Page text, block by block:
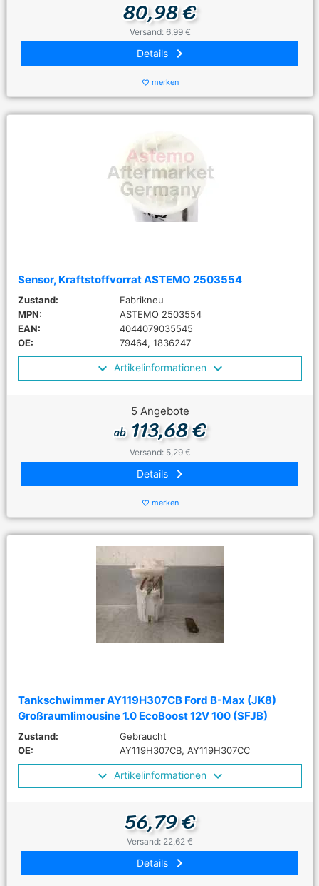
80,98 €
Versand: 6,99 €
Details keyboard_arrow_right
favorite_border merken
Sensor, Kraftstoffvorrat ASTEMO 2503554
Zustand:
Fabrikneu
MPN:
ASTEMO 2503554
EAN:
4044079035545
OE:
79464, 1836247
Artikelinformationen
5 Angebote
ab113,68 €
Versand: 5,29 €
Details keyboard_arrow_right
favorite_border merken
Tankschwimmer AY119H307CB Ford B-Max (JK8)
Großraumlimousine 1.0 EcoBoost 12V 100 (SFJB)
Zustand:
Gebraucht
OE:
AY119H307CB, AY119H307CC
Artikelinformationen
56,79 €
Versand: 22,62 €
Details keyboard_arrow_right